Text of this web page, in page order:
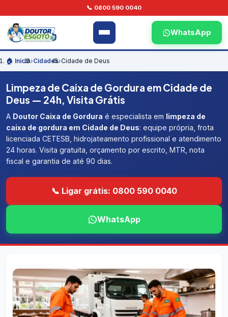
📞 0800 590 0040
WhatsApp
🏠 Início›Cidades›Cidade de Deus
Limpeza de Caixa de Gordura em Cidade de
Deus — 24h, Visita Grátis
A Doutor Caixa de Gordura é especialista em limpeza de
caixa de gordura em Cidade de Deus: equipe própria, frota
licenciada CETESB, hidrojateamento profissional e atendimento
24 horas. Visita gratuita, orçamento por escrito, MTR, nota
fiscal e garantia de até 90 dias.
📞 Ligar grátis: 0800 590 0040
WhatsApp